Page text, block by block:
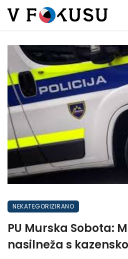
NEKATEGORIZIRANO
PU Murska Sobota:
nasilneža s